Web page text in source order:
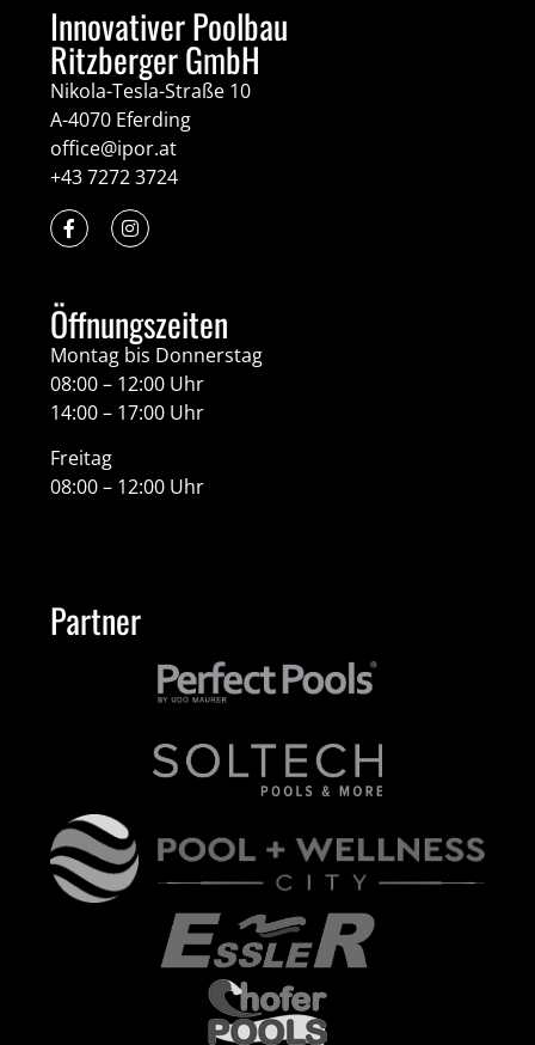
Innovativer Poolbau
Ritzberger GmbH
Nikola-Tesla-Straße 10
A-4070 Eferding
office@ipor.at
+43 7272 3724
Öffnungszeiten
Montag bis Donnerstag
08:00 – 12:00 Uhr
14:00 – 17:00 Uhr
Freitag
08:00 – 12:00 Uhr
Partner